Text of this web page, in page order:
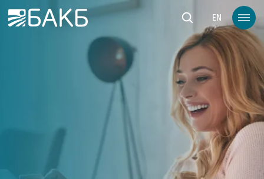
Към основното съдържание
EN